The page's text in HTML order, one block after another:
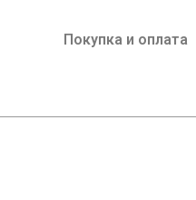
Покупка и оплата